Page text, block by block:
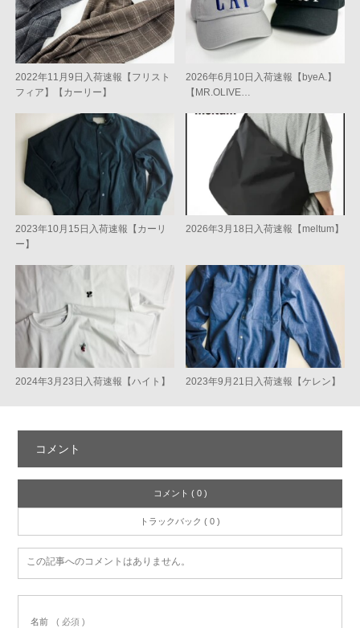
2022年11月9日入荷速報【フリスト
フィア】【カーリー】
2026年6月10日入荷速報【byeA.】
【MR.OLIVE…
2023年10月15日入荷速報【カーリ
ー】
2026年3月18日入荷速報【meltum】
2024年3月23日入荷速報【ハイト】 2023年9月21日入荷速報【ケレン】
コメント
コメント ( 0 )
トラックバック ( 0 )
この記事へのコメントはありません。
名前 ( 必須 )